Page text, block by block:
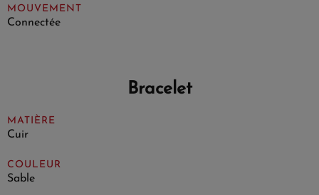
MOUVEMENT
Connectée
Bracelet
MATIÈRE
Cuir
COULEUR
Sable